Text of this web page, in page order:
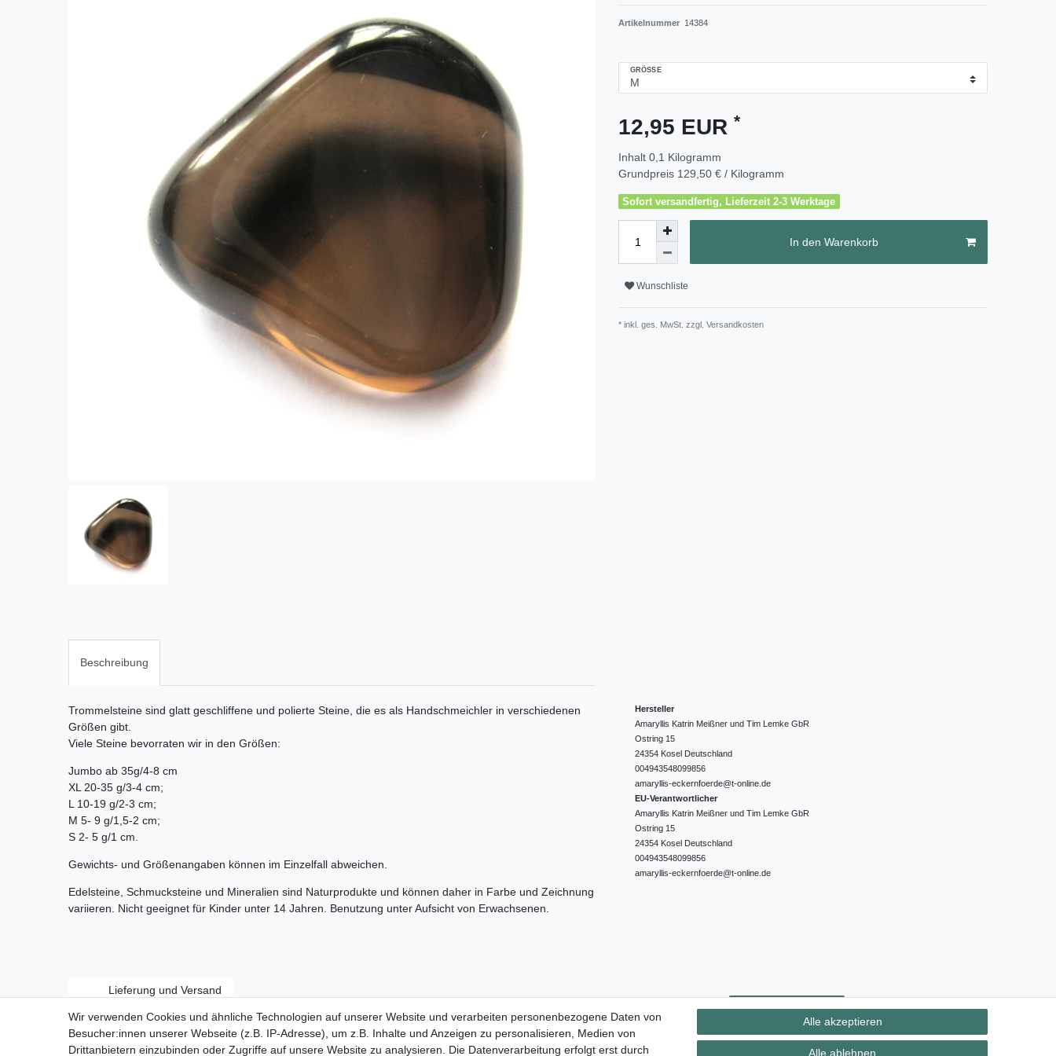
Artikelnummer 14384
GRÖSSE
12,95 EUR *
Inhalt 0,1 Kilogramm
Grundpreis 129,50 € / Kilogramm
Sofort versandfertig, Lieferzeit 2-3 Werktage
In den Warenkorb
Wunschliste
* inkl. ges. MwSt. zzgl. Versandkosten
Beschreibung
Trommelsteine sind glatt geschliffene und polierte Steine, die es als Handschmeichler in verschiedenen
Größen gibt.
Viele Steine bevorraten wir in den Größen:
Jumbo ab 35g/4-8 cm
XL 20-35 g/3-4 cm;
L 10-19 g/2-3 cm;
M 5- 9 g/1,5-2 cm;
S 2- 5 g/1 cm.
Gewichts- und Größenangaben können im Einzelfall abweichen.
Edelsteine, Schmucksteine und Mineralien sind Naturprodukte und können daher in Farbe und Zeichnung
variieren. Nicht geeignet für Kinder unter 14 Jahren. Benutzung unter Aufsicht von Erwachsenen.
Hersteller
Amaryllis Katrin Meißner und Tim Lemke GbR
Ostring 15
24354 Kosel Deutschland
004943548099856
amaryllis-eckernfoerde@t-online.de
EU-Verantwortlicher
Amaryllis Katrin Meißner und Tim Lemke GbR
Ostring 15
24354 Kosel Deutschland
004943548099856
amaryllis-eckernfoerde@t-online.de
Lieferung und Versand
Widerrufs­recht Vertrag widerrufen Kontakt
Wir verwenden Cookies und ähnliche Technologien auf unserer Website und verarbeiten personenbezogene Daten von
Besucher:innen unserer Webseite (z.B. IP-Adresse), um z.B. Inhalte und Anzeigen zu personalisieren, Medien von
Drittanbietern einzubinden oder Zugriffe auf unsere Website zu analysieren. Die Datenverarbeitung erfolgt erst durch
Alle akzeptieren
Alle ablehnen